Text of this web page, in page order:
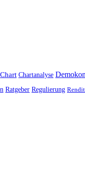
Chart Chartanalyse
Ratgeber Regulierung